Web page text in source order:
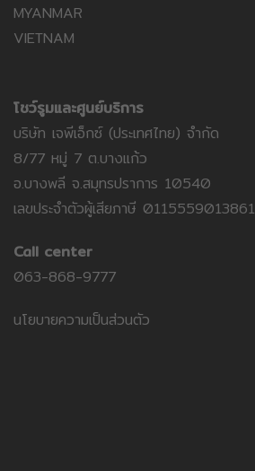
MYANMAR
VIETNAM
โชว์รูมและศูนย์บริการ
บริษัท เจพีเอ็กซ์ (ประเทศไทย) จำกัด
8/77 หมู่ 7 ต.บางแก้ว
อ.บางพลี จ.สมุทรปราการ 10540
เลขประจำตัวผู้เสียภาษี 0115559013861
Call center
063-868-9777
นโยบายความเป็นส่วนตัว